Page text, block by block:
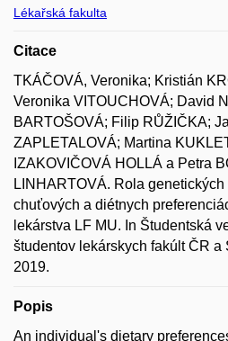
Lékařská fakulta
Citace
TKÁČOVÁ, Veronika; Kristián
Veronika VITOUCHOVÁ; David
BARTOŠOVÁ; Filip RŮŽIČKA;
ZAPLETALOVÁ; Martina
IZAKOVIČOVÁ HOLLÁ a Petra
LINHARTOVÁ. Rola
chuťových a diétnych
lekárstva LF MU. In Študentská
študentov lekárskych fakúlt ČR a
2019.
Popis
An individual's dietary